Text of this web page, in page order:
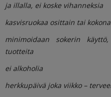
ja illalla, ei koske vihanneksia
kasvisruokaa osittain tai
minimoidaan sokerin
tuotteita
ei alkoholia
herkkupäivä joka viikko –